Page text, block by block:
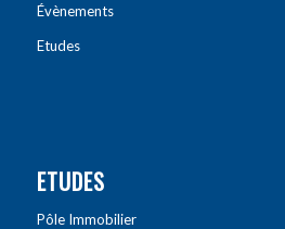
Évènements
Etudes
ETUDES
Pôle Immobilier